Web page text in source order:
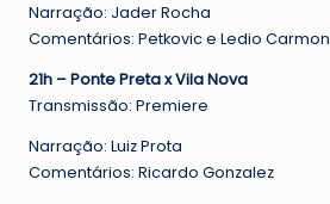
Narração: Jader Rocha
Comentários: Petkovic e Ledio
21h – Ponte Preta x Vila Nova
Transmissão: Premiere
Narração: Luiz Prota
Comentários: Ricardo Gonzalez